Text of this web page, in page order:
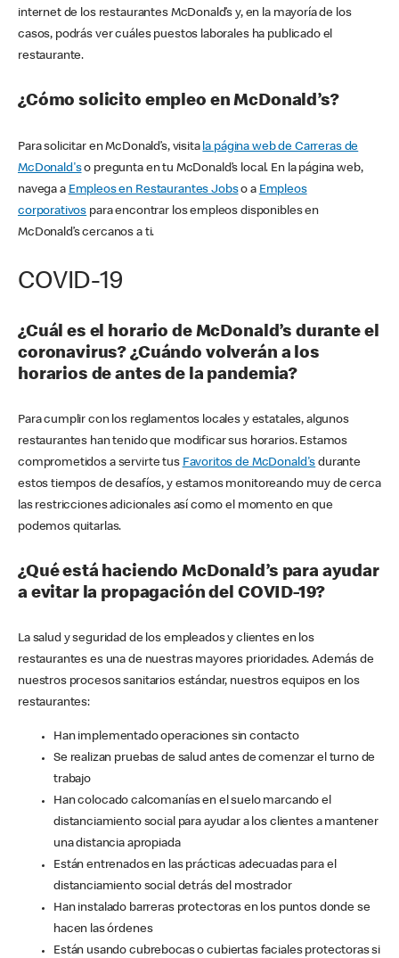
internet de los restaurantes McDonald’s y, en la mayoría de los
casos, podrás ver cuáles puestos laborales ha publicado el
restaurante.
¿Cómo solicito empleo en McDonald’s?
Para solicitar en McDonald’s, visita la página web de Carreras de
McDonald'so pregunta en tu McDonald’s local. En la página web,
navega a Empleos en Restaurantes Jobso a Empleos
corporativos para encontrar los empleos disponibles en
McDonald’s cercanos a ti.
COVID-19
¿Cuál es el horario de McDonald’s durante el
coronavirus? ¿Cuándo volverán a los
horarios de antes de la pandemia?
Para cumplir con los reglamentos locales y estatales, algunos
restaurantes han tenido que modificar sus horarios. Estamos
comprometidos a servirte tus Favoritos de McDonald's durante
estos tiempos de desafíos, y estamos monitoreando muy de cerca
las restricciones adicionales así como el momento en que
podemos quitarlas.
¿Qué está haciendo McDonald’s para ayudar
a evitar la propagación del COVID-19?
La salud y seguridad de los empleados y clientes en los
restaurantes es una de nuestras mayores prioridades. Además de
nuestros procesos sanitarios estándar, nuestros equipos en los
restaurantes:
Han implementado operaciones sin contacto
Se realizan pruebas de salud antes de comenzar el turno de
trabajo
Han colocado calcomanías en el suelo marcando el
distanciamiento social para ayudar a los clientes a mantener
una distancia apropiada
Están entrenados en las prácticas adecuadas para el
distanciamiento social detrás del mostrador
Han instalado barreras protectoras en los puntos donde se
hacen las órdenes
Están usando cubrebocas o cubiertas faciales protectoras si